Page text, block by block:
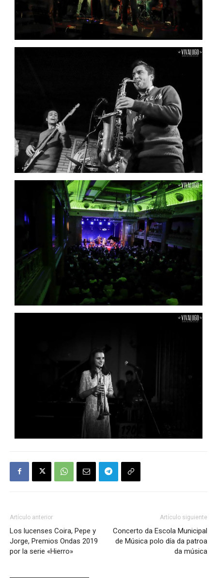
Artículo anterior
Los lucenses Coira, Pepe y
Jorge, Premios Ondas 2019
por la serie «Hierro»
Artículo siguiente
Concerto da Escola Municipal
de Música polo día da patroa
da música